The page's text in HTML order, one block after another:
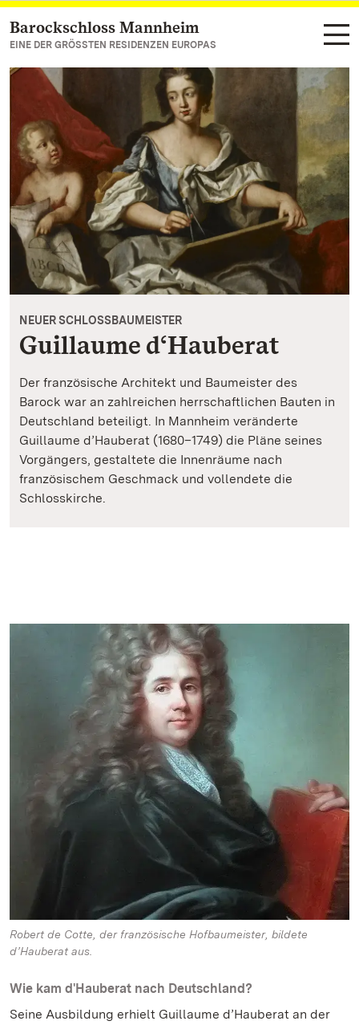
Zum Hauptinhalt springen
Barockschloss Mannheim
EINE DER GRÖSSTEN RESIDENZEN EUROPAS
NEUER SCHLOSSBAUMEISTER
Guillaume d‘Hauberat
Der französische Architekt und Baumeister des
Barock war an zahlreichen herrschaftlichen Bauten in
Deutschland beteiligt. In Mannheim veränderte
Guillaume d’Hauberat (1680–1749) die Pläne seines
Vorgängers, gestaltete die Innenräume nach
französischem Geschmack und vollendete die
Schlosskirche.
Robert de Cotte, der französische Hofbaumeister, bildete
d’Hauberat aus.
Wie kam d'Hauberat nach Deutschland?
Seine Ausbildung erhielt Guillaume d’Hauberat an der